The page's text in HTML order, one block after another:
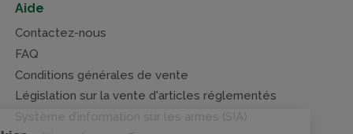
Aide
Contactez-nous
FAQ
Conditions générales de vente
Législation sur la vente d'articles réglementés